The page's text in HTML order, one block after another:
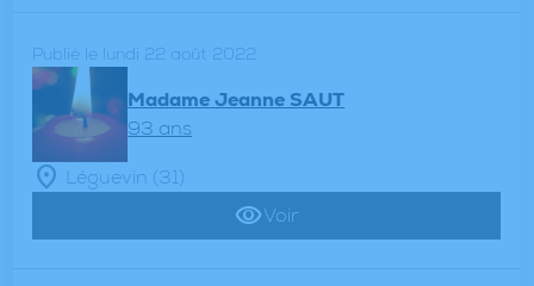
Publié le lundi 22 août 2022
Madame Jeanne SAUT
93 ans
Léguevin (31)
Voir